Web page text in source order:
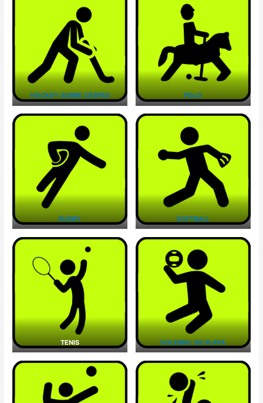
HOCKEY SOBRE CÉSPED POLO
RUGBY SOFTBALL
TENIS VOLEIBOL DE PLAYA